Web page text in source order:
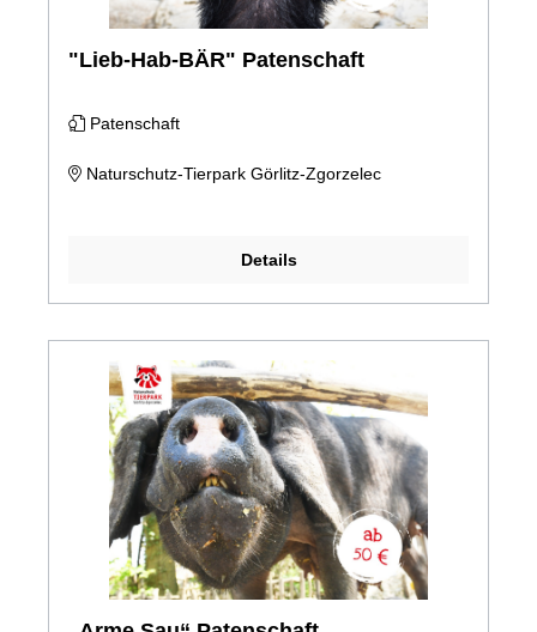
"Lieb-Hab-BÄR" Patenschaft
Patenschaft
Naturschutz-Tierpark Görlitz-Zgorzelec
Details